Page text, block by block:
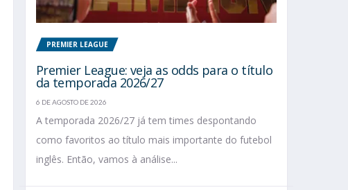
PREMIER LEAGUE
Premier League: veja as odds para o título
da temporada 2026/27
6 DE AGOSTO DE 2026
A temporada 2026/27 já tem times despontando
como favoritos ao título mais importante do futebol
inglês. Então, vamos à análise...